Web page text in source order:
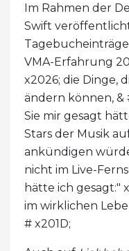
Im Rahmen der
Swift
VMA-Erfahrung
x2026; die Dinge,
ändern können, &
Sie mir gesagt
Stars der Musik
ankündigen
nicht im Live-
hätte ich gesagt:"
im wirklichen
# x201D;